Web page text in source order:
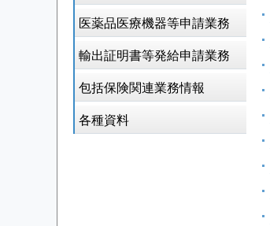
医薬品医療機器等申請業務
輸出証明書等発給申請業務
包括保険関連業務情報
各種資料